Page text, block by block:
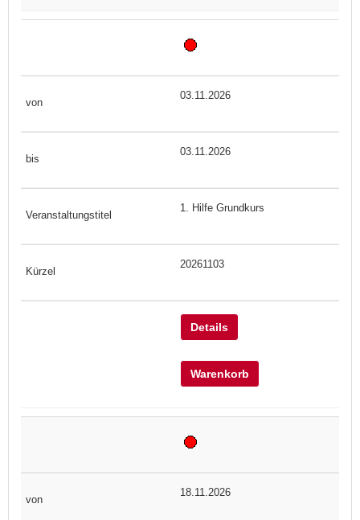
03.11.2026
03.11.2026
1. Hilfe Grundkurs
20261103
Details
Warenkorb
18.11.2026